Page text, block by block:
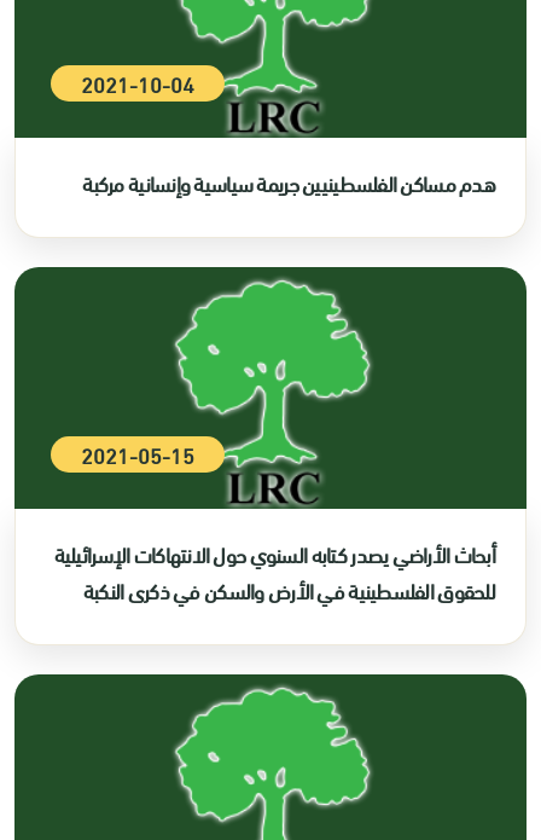
2021-10-04
هدم مساكن الفلسطينيين جريمة سياسية وإنسانية مركبة
2021-05-15
أبحاث الأراضي يصدر كتابه السنوي حول الانتهاكات الإسرائيلية
للحقوق الفلسطينية في الأرض والسكن في ذكرى النكبة